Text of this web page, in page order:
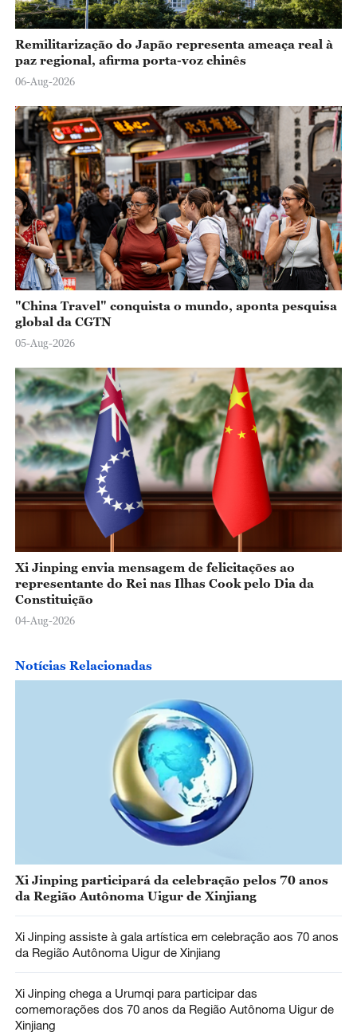
Remilitarização do Japão representa ameaça real à
paz regional, afirma porta-voz chinês
06-Aug-2026
"China Travel" conquista o mundo, aponta pesquisa
global da CGTN
05-Aug-2026
Xi Jinping envia mensagem de felicitações ao
representante do Rei nas Ilhas Cook pelo Dia da
Constituição
04-Aug-2026
Notícias Relacionadas
Xi Jinping participará da celebração pelos 70 anos
da Região Autônoma Uigur de Xinjiang
Xi Jinping assiste à gala artística em celebração aos 70 anos
da Região Autônoma Uigur de Xinjiang
Xi Jinping chega a Urumqi para participar das
comemorações dos 70 anos da Região Autônoma Uigur de
Xinjiang